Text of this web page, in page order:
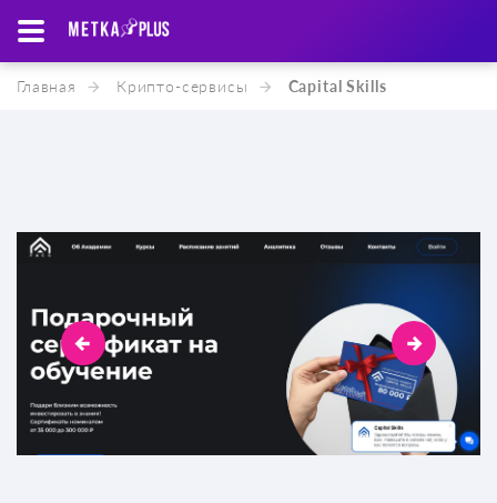
Главная Крипто-cервисы Capital Skills